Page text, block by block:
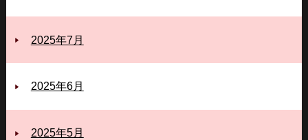
2025年7月
2025年6月
2025年5月